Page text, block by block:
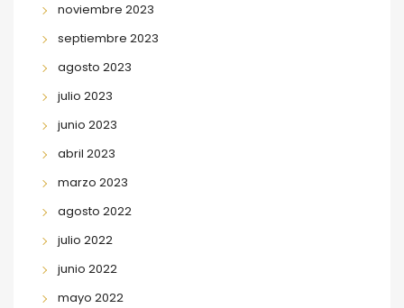
noviembre 2023
septiembre 2023
agosto 2023
julio 2023
junio 2023
abril 2023
marzo 2023
agosto 2022
julio 2022
junio 2022
mayo 2022